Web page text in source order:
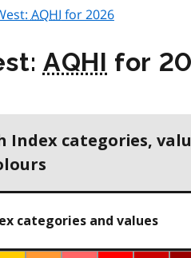
AQHI for 2026
AQHI for
Index categories,
categories and values